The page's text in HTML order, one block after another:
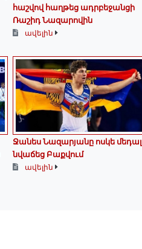
հաշվով հաղթեց ադրբեջանցի
Ռաշիդ Նազարովին
ավելին
Ջանես Նազարյանը ոսկե մեդալ
նվաճեց Բաքվում
ավելին